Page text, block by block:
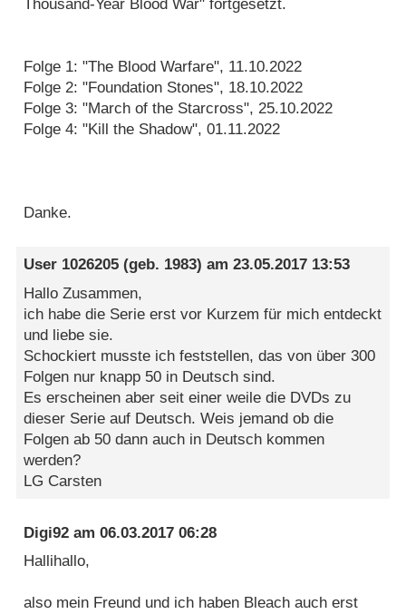
Thousand-Year Blood War" fortgesetzt.
Folge 1: "The Blood Warfare", 11.10.2022
Folge 2: "Foundation Stones", 18.10.2022
Folge 3: "March of the Starcross", 25.10.2022
Folge 4: "Kill the Shadow", 01.11.2022
Danke.
User 1026205 (geb. 1983) am23.05.2017 13:53
Hallo Zusammen,
ich habe die Serie erst vor Kurzem für mich entdeckt
und liebe sie.
Schockiert musste ich feststellen, das von über 300
Folgen nur knapp 50 in Deutsch sind.
Es erscheinen aber seit einer weile die DVDs zu
dieser Serie auf Deutsch. Weis jemand ob die
Folgen ab 50 dann auch in Deutsch kommen
werden?
LG Carsten
Digi92 am06.03.2017 06:28
Hallihallo,
also mein Freund und ich haben Bleach auch erst